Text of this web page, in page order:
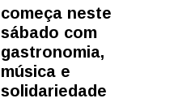
começa neste
sábado com
gastronomia,
música e
solidariedade